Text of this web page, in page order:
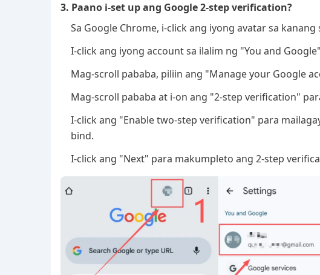
3. Paano i-set up ang Google 2-step verification?
Sa Google Chrome, i-click ang iyong avatar sa kanang
I-click ang iyong account sa ilalim ng "You and
Mag-scroll pababa, piliin ang "Manage your Google
Mag-scroll pababa at i-on ang "2-step verification"
I-click ang "Enable two-step verification" para
bind.
I-click ang "Next" para makumpleto ang 2-step